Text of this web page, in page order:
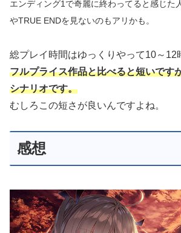
エンディング1で奇麗に終わってると感じた
やTRUE ENDを見ないのもアリかも。
総プレイ時間はゆっくりやって10～12
フルプライス作品と比べると短いです
シナリオです。
むしろこの短さが良いんですよね。
感想